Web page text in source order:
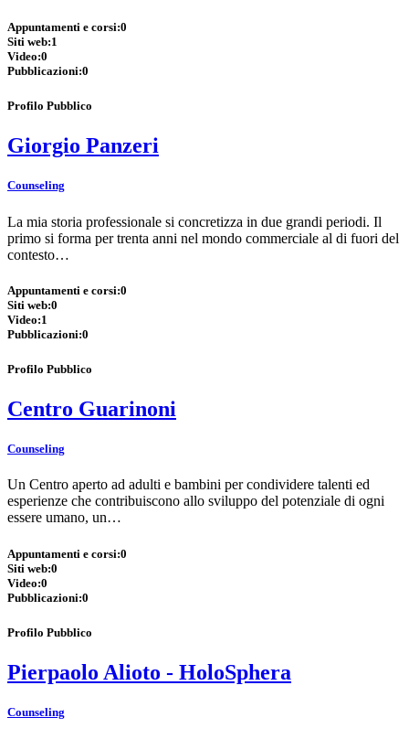
Appuntamenti e corsi:0
Siti web:1
Video:0
Pubblicazioni:0
Profilo Pubblico
Giorgio Panzeri
Counseling
La mia storia professionale si concretizza in due grandi periodi. Il
primo si forma per trenta anni nel mondo commerciale al di fuori del
contesto…
Appuntamenti e corsi:0
Siti web:0
Video:1
Pubblicazioni:0
Profilo Pubblico
Centro Guarinoni
Counseling
Un Centro aperto ad adulti e bambini per condividere talenti ed
esperienze che contribuiscono allo sviluppo del potenziale di ogni
essere umano, un…
Appuntamenti e corsi:0
Siti web:0
Video:0
Pubblicazioni:0
Profilo Pubblico
Pierpaolo Alioto - HoloSphera
Counseling